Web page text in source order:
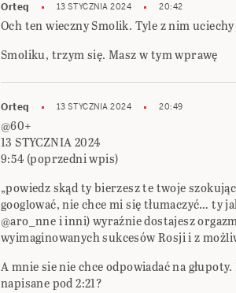
Orteq 13 STYCZNIA 2024 20:42
Och ten wieczny Smolik. Tyle z nim
Smoliku, trzym się. Masz w tym wprawę
Orteq 13 STYCZNIA 2024 20:49
@60+
13 STYCZNIA 2024
9:54 (poprzedni wpis)
„powiedz skąd ty bierzesz te twoje
googlować, nie chce mi się tłumaczyć… ty
@aro_nne i inni) wyraźnie dostajesz
wyimaginowanych sukcesów Rosji i z
A mnie sie nie chce odpowiadać na
napisane pod 2:21?